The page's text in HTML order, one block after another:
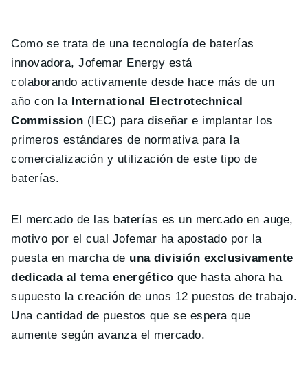
Como se trata de una tecnología de baterías
innovadora, Jofemar Energy está
colaborando activamente desde hace más de un
año con la International Electrotechnical
Commission (IEC) para diseñar e implantar los
primeros estándares de normativa para la
comercialización y utilización de este tipo de
baterías.
El mercado de las baterías es un mercado en auge,
motivo por el cual Jofemar ha apostado por la
puesta en marcha de una división exclusivamente
dedicada al tema energético que hasta ahora ha
supuesto la creación de unos 12 puestos de trabajo.
Una cantidad de puestos que se espera que
aumente según avanza el mercado.